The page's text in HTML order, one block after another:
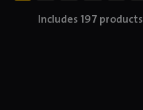
Includes 197 products